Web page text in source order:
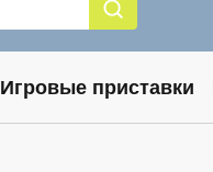
Игровые приставки